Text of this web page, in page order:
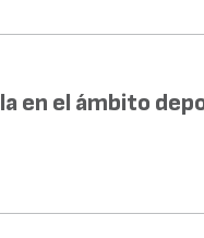
en el ámbito